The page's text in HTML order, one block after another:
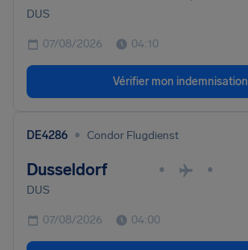
DUS
07/08/2026 04:10
Vérifier mon indemnisation
DE4286 • Condor Flugdienst
Dusseldorf • •
DUS
07/08/2026 04:00